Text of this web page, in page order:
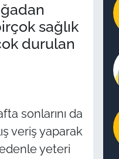
sağlık
durulan
sonlarını da
veriş yaparak
yeteri